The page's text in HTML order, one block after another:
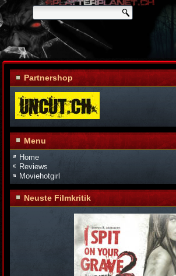
Partnershop
Menu
Home
Reviews
Moviehotgirl
Neuste Filmkritik